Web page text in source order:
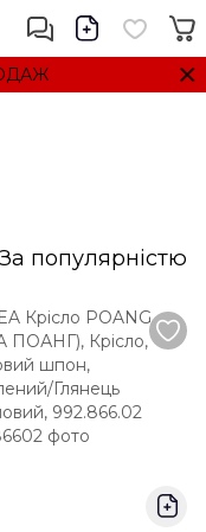
За популярністю